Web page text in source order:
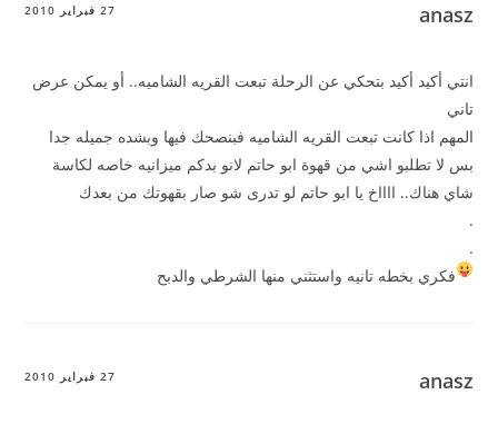
anasz 27 فبراير 2010
انتي أكيد أكيد بتحكي عن الرحلة تبعت القريه الشاميه.. أو يمكن عرض
تاني
المهم اذا كانت تبعت القريه الشاميه فبنصحك فيها وبشده جميله جدا
بس لا تطلبو اشي من قهوة ابو حاتم لانو بدكم ميزانيه خاصه لكاسة
شاي هناك.. ااااخ يا ابو حاتم لو تدرى شو صار بقهوتك من بعدك
.
.
فكري بخطه تانيه واستثني منها الشرطي والدبح
anasz 27 فبراير 2010